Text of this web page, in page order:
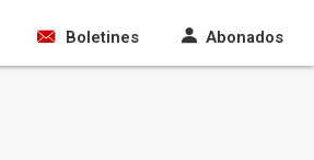
Boletines Abonados